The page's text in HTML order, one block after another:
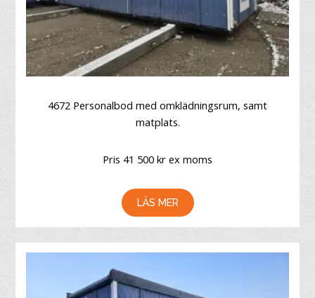
4672 Personalbod med omklädningsrum, samt
matplats.
Pris 41 500 kr ex moms
LÄS MER